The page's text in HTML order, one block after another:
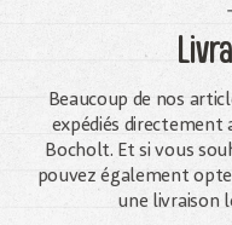
Beaucoup de nos
expédiés directement
Bocholt. Et si vous
pouvez également
une livraison